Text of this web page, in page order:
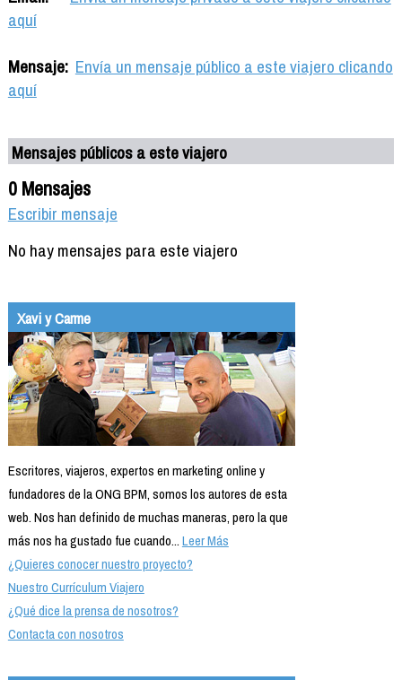
aquí
Mensaje: Envía un mensaje público a este viajero clicando
aquí
Mensajes públicos a este viajero
0 Mensajes
Escribir mensaje
No hay mensajes para este viajero
Xavi y Carme
Escritores, viajeros, expertos en marketing online y
fundadores de la ONG BPM, somos los autores de esta
web. Nos han definido de muchas maneras, pero la que
más nos ha gustado fue cuando...Leer Más
¿Quieres conocer nuestro proyecto?
Nuestro Currículum Viajero
¿Qué dice la prensa de nosotros?
Contacta con nosotros